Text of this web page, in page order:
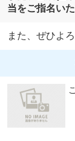
当をご指名い
また、ぜひよ